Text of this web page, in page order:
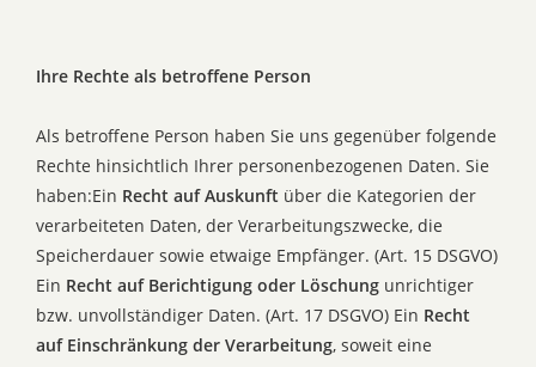
Ihre Rechte als betroffene Person
Als betroffene Person haben Sie uns gegenüber folgende
Rechte hinsichtlich Ihrer personenbezogenen Daten. Sie
haben:Ein Recht auf Auskunft über die Kategorien der
verarbeiteten Daten, der Verarbeitungszwecke, die
Speicherdauer sowie etwaige Empfänger. (Art. 15 DSGVO)
Ein Recht auf Berichtigung oder Löschung unrichtiger
bzw. unvollständiger Daten. (Art. 17 DSGVO) Ein Recht
auf Einschränkung der Verarbeitung, soweit eine